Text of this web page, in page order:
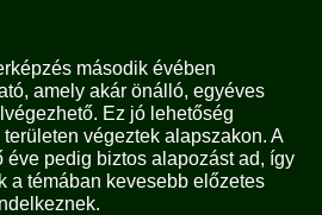
második évében
amely akár önálló, egyéves
Ez jó lehetőség
végeztek alapszakon. A
éve pedig biztos alapozást ad, így
a témában kevesebb előzetes